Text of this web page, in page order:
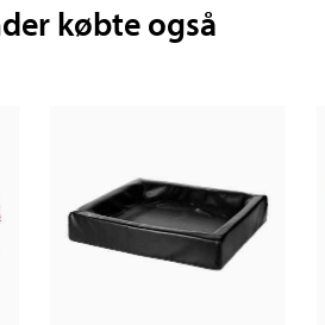
købte også